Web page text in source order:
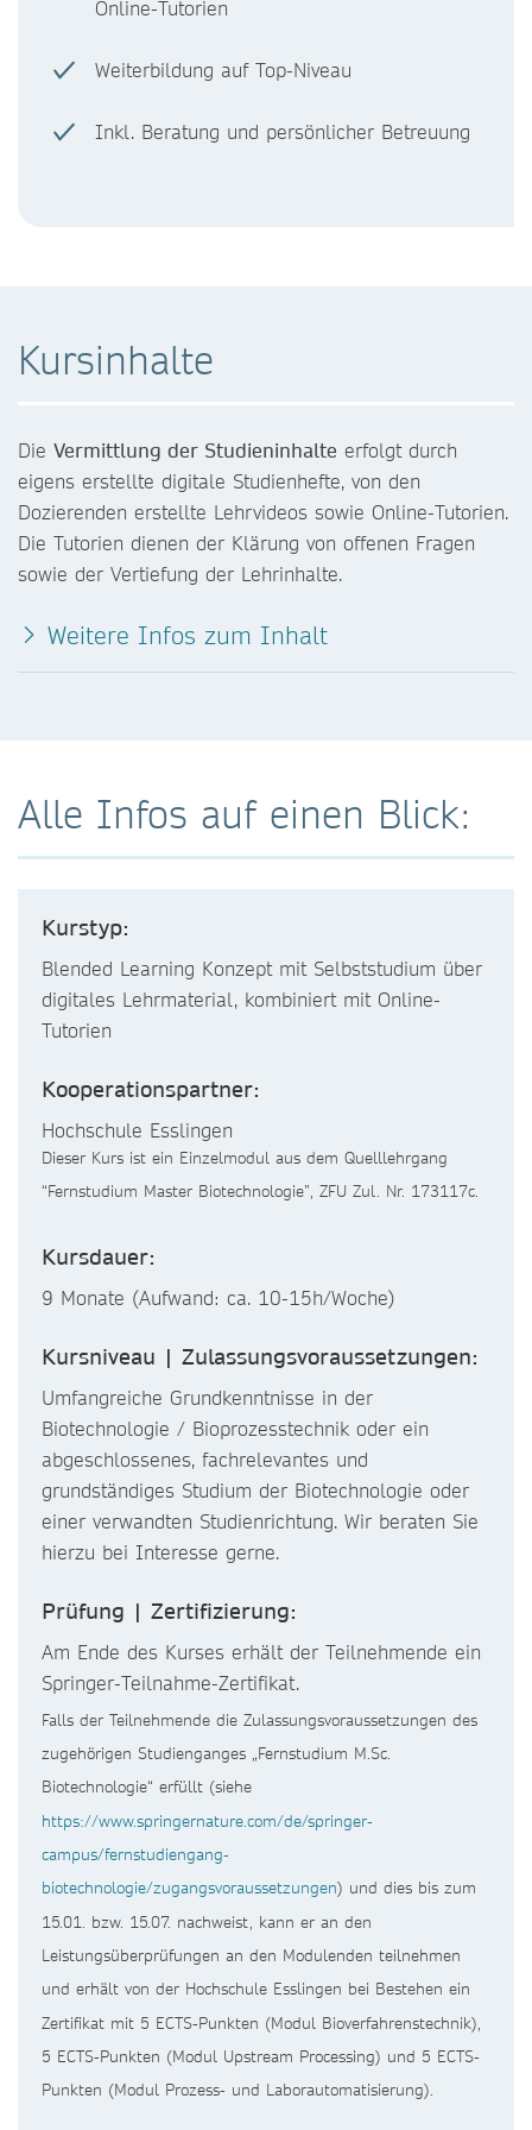
Online-Tutorien
Weiterbildung auf Top-Niveau
Inkl. Beratung und persönlicher Betreuung
Kursinhalte
Die Vermittlung der Studieninhalte erfolgt durch
eigens erstellte digitale Studienhefte, von den
Dozierenden erstellte Lehrvideos sowie Online-Tutorien.
Die Tutorien dienen der Klärung von offenen Fragen
sowie der Vertiefung der Lehrinhalte.
Weitere Infos zum Inhalt
Alle Infos auf einen Blick:
Kurstyp:
Blended Learning Konzept mit Selbststudium über
digitales Lehrmaterial, kombiniert mit Online-
Tutorien
Kooperationspartner:
Hochschule Esslingen
Dieser Kurs ist ein Einzelmodul aus dem Quelllehrgang
“Fernstudium Master Biotechnologie”, ZFU Zul. Nr. 173117c.
Kursdauer:
9 Monate (Aufwand: ca. 10-15h/Woche)
Kursniveau | Zulassungsvoraussetzungen:
Umfangreiche Grundkenntnisse in der
Biotechnologie / Bioprozesstechnik oder ein
abgeschlossenes, fachrelevantes und
grundständiges Studium der Biotechnologie oder
einer verwandten Studienrichtung. Wir beraten Sie
hierzu bei Interesse gerne.
Prüfung | Zertifizierung:
Am Ende des Kurses erhält der Teilnehmende ein
Springer-Teilnahme-Zertifikat.
Falls der Teilnehmende die Zulassungsvoraussetzungen des
zugehörigen Studienganges „Fernstudium M.Sc.
Biotechnologie“ erfüllt (siehe
https://www.springernature.com/de/springer-
campus/fernstudiengang-
biotechnologie/zugangsvoraussetzungen) und dies bis zum
15.01. bzw. 15.07. nachweist, kann er an den
Leistungsüberprüfungen an den Modulenden teilnehmen
und erhält von der Hochschule Esslingen bei Bestehen ein
Zertifikat mit 5 ECTS-Punkten (Modul Bioverfahrenstechnik),
5 ECTS-Punkten (Modul Upstream Processing) und 5 ECTS-
Punkten (Modul Prozess- und Laborautomatisierung).